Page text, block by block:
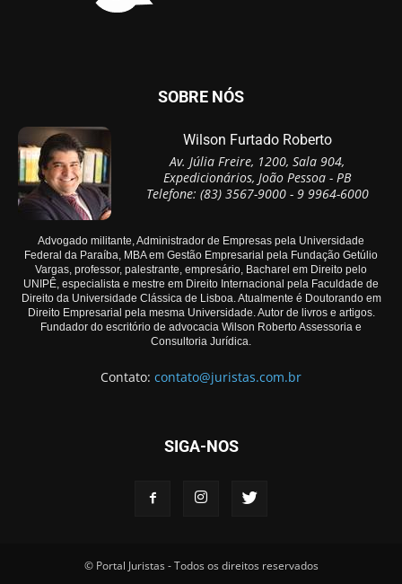
SOBRE NÓS
Wilson Furtado Roberto
Av. Júlia Freire, 1200, Sala 904,
Expedicionários, João Pessoa - PB
Telefone: (83) 3567-9000 - 9 9964-6000
Advogado militante, Administrador de Empresas pela Universidade
Federal da Paraíba, MBA em Gestão Empresarial pela Fundação Getúlio
Vargas, professor, palestrante, empresário, Bacharel em Direito pelo
UNIPÊ, especialista e mestre em Direito Internacional pela Faculdade de
Direito da Universidade Clássica de Lisboa. Atualmente é Doutorando em
Direito Empresarial pela mesma Universidade. Autor de livros e artigos.
Fundador do escritório de advocacia Wilson Roberto Assessoria e
Consultoria Jurídica.
Contato: contato@juristas.com.br
SIGA-NOS
© Portal Juristas - Todos os direitos reservados